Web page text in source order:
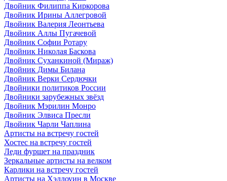
Двойник Филиппа Киркорова
Двойник Ирины Аллегровой
Двойник Валерия Леонтьева
Двойник Аллы Пугачевой
Двойник Софии Ротару
Двойник Николая Баскова
Двойник Суханкиной (Мираж)
Двойник Димы Билана
Двойник Верки Сердючки
Двойники политиков России
Двойники зарубежных звёзд
Двойник Мэрилин Монро
Двойник Элвиса Пресли
Двойник Чарли Чаплина
Артисты на встречу гостей
Хостес на встречу гостей
Леди фуршет на праздник
Зеркальные артисты на велком
Карлики на встречу гостей
Артисты на Хэллоуин в Москве